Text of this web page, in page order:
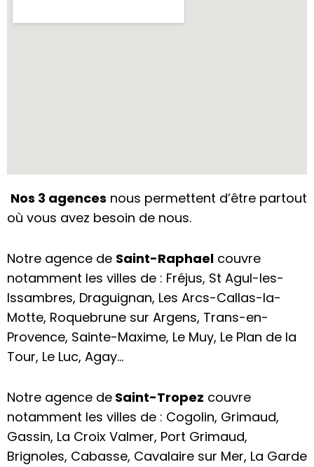
Nos 3 agences nous permettent d’être partout
où vous avez besoin de nous.
Notre agence de Saint-Raphael couvre
notamment les villes de : Fréjus, St Agul-les-
Issambres, Draguignan, Les Arcs-Callas-la-
Motte, Roquebrune sur Argens, Trans-en-
Provence, Sainte-Maxime, Le Muy, Le Plan de la
Tour, Le Luc, Agay…
Notre agence de Saint-Tropez couvre
notamment les villes de : Cogolin, Grimaud,
Gassin, La Croix Valmer, Port Grimaud,
Brignoles, Cabasse, Cavalaire sur Mer, La Garde